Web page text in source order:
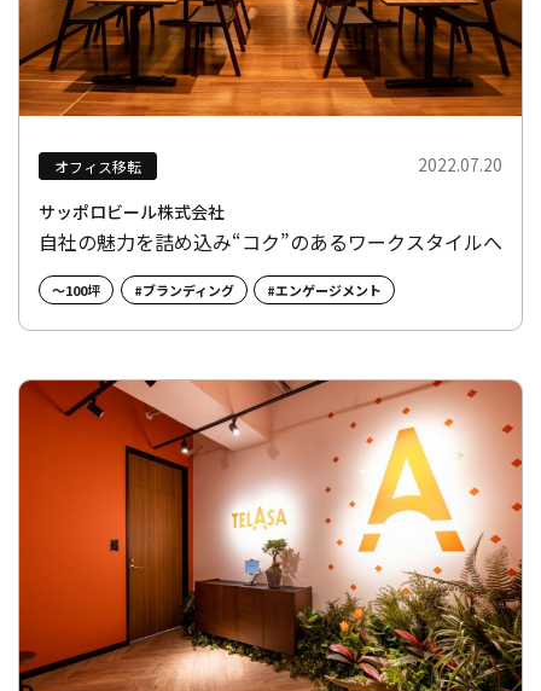
オフィス移転
2022.07.20
サッポロビール株式会社
自社の魅力を詰め込み“コク”のあるワークスタイルへ
～100坪 #ブランディング #エンゲージメント